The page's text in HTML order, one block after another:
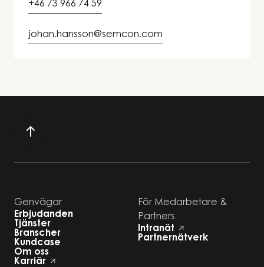
+46 73 966 74 59
johan.hansson@semcon.com
Genvägar
Erbjudanden
Tjänster
Branscher
Kundcase
Om oss
Karriär
För Medarbetare &
Partners
Intranät
Partnernätverk